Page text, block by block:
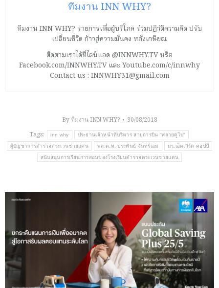
ทีมงาน INN WHY?
ทีมงาน INN WHY? รายการเพื่อผู้บริโภค ร่วมปฏิวัติความคิด ปรับ
เปลี่ยนชีวิต ก้าวสู่ความมั่นคง หลังเกษียณ
ติดตามเราได้ที่ไลน์แอด @INNWHY.TV หรือ
Facebook.com/INNWHY.TV และ Youtube.com/c/innwhy
Contact us : INNWHY31@gmail.com
Byทีมงาน INN WHY?
30/08/2018
Tags:
inn why ประธานเจ้าหน้าที่บริหาร สายการบิน “ฟลายดูไบ”
ผู้บัญชาการตำรวจตระเวนชายแดน พล.ต.ท. ประพันธ์ จันทร์เอม มร.เอ็ดเวิร์ด คอปป์
สนับสนุนการเรียนการสอนของโรงเรียนตำรวจตระเวนชายแดน